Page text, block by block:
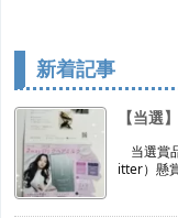
新着記事
【当選
当選賞
itter）懸